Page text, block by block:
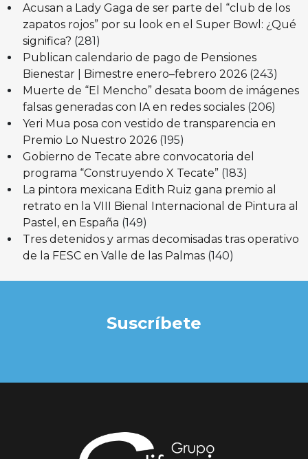
Acusan a Lady Gaga de ser parte del “club de los
zapatos rojos” por su look en el Super Bowl: ¿Qué
significa? (281)
Publican calendario de pago de Pensiones
Bienestar | Bimestre enero–febrero 2026 (243)
Muerte de “El Mencho” desata boom de imágenes
falsas generadas con IA en redes sociales (206)
Yeri Mua posa con vestido de transparencia en
Premio Lo Nuestro 2026 (195)
Gobierno de Tecate abre convocatoria del
programa “Construyendo X Tecate” (183)
La pintora mexicana Edith Ruiz gana premio al
retrato en la VIII Bienal Internacional de Pintura al
Pastel, en España (149)
Tres detenidos y armas decomisadas tras operativo
de la FESC en Valle de las Palmas (140)
Suscríbete